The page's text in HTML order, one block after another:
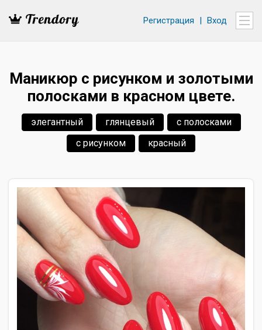
Регистрация | Вход
Маникюр с рисунком и золотыми
полосками в красном цвете.
элегантный глянцевый
с полосками
с рисунком
красный